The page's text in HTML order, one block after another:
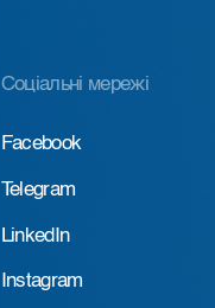
Соціальні мережі
Facebook
Telegram
LinkedIn
Instagram